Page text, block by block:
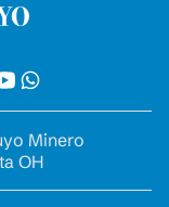
Minero
OH